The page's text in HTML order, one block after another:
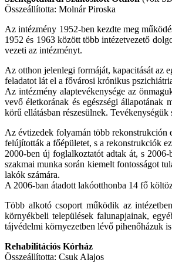
Összeállította: Molnár Piroska
Az intézmény 1952-ben kezdte meg
1952 és 1963 között több intézetvezető
vezeti az intézményt.
Az otthon jelenlegi formáját, kapacitását az
feladatot lát el a fővárosi krónikus
Az intézmény alaptevékenysége az
vevő életkorának és egészségi állapotának
körű ellátásban részesülnek.
Az évtizedek folyamán több rekonstrukción
felújították a főépületet, s a rekonstrukciók
2000-ben új foglalkoztatót adtak át, s
szakmai munka során kiemelt fontosságot
lakók számára.
A 2006-ban átadott lakóotthonba 14 fő
Több alkotó csoport működik az
környékbeli települések falunapjainak,
tájvédelmi környezetben lévő pihenőházuk
Rehabilitációs Kórház
Összeállította: Csuk Alajos